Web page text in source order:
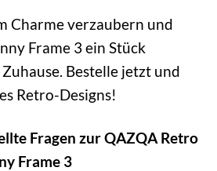
Charme verzaubern und
Frame 3 ein Stück
Bestelle jetzt und
Retro-Designs!
Fragen zur QAZQA Retro
Frame 3